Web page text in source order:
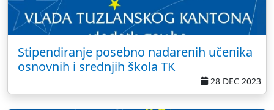
Stipendiranje posebno nadarenih učenika
osnovnih i srednjih škola TK
28 DEC 2023